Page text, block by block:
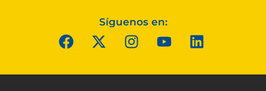
Síguenos en: